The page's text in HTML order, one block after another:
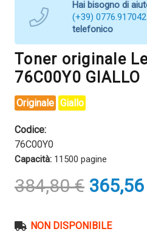
Hai bisogno di
(+39) 0776.917042
telefonico
Toner originale
76C00Y0 GIALLO
Originale Giallo
Codice:
76C00Y0
Capacità: 11500 pagine
384,80€ Il
prezzo
era:
365,56
NON DISPONIBILE